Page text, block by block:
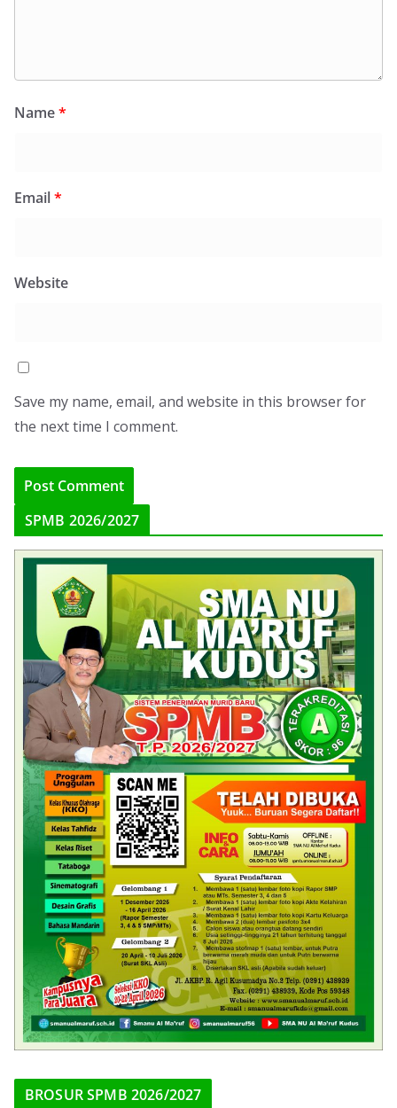
Name*
Email*
Website
Save my name, email, and website in this browser for
the next time I comment.
SPMB 2026/2027
BROSUR SPMB 2026/2027